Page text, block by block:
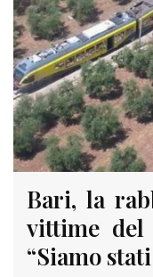
Bari, la
vittime del
“Siamo